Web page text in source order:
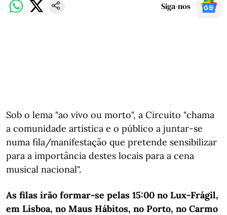
Siga-nos
Sob o lema "ao vivo ou morto", a Circuito "chama
a comunidade artística e o público a juntar-se
numa fila/manifestação que pretende sensibilizar
para a importância destes locais para a cena
musical nacional".
As filas irão formar-se pelas 15:00 no Lux-Frágil,
em Lisboa, no Maus Hábitos, no Porto, no Carmo